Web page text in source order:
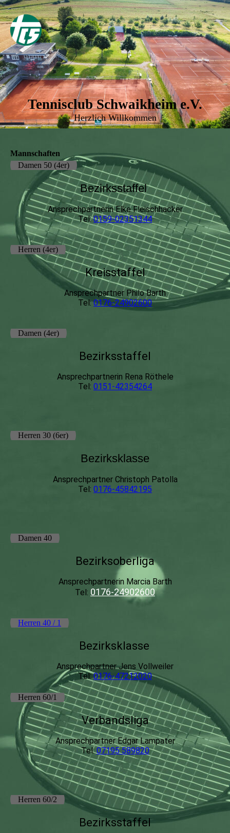
Tennisclub Schwaikheim e.V.
Herzlich Willkommen
Mannschaften
Damen 50 (4er)
Bezirksstaffel
AnsprechpartnerinElke Fleischhacker
Tel:0159-02351344
Herren (4er)
Kreisstaffel
Ansprechpartner Philo Barth
Tel:0176-24902600
Damen (4er)
Bezirksstaffel
Ansprechpartnerin Rena Röthele
Tel: 0151-42354264
Herren 30 (6er)
Bezirksklasse
Ansprechpartner Christoph Patolla
Tel: 0176-45842195
Damen 40
Bezirksoberliga
Ansprechpartnerin Marcia Barth
Tel: 0176-24902600
Herren 40 / 1
Bezirksklasse
Ansprechpartner Jens Vollweiler
Tel:0176-47212020
Herren 60/1
Verbandsliga
Ansprechpartner Edgar Lampater
Tel:07195 589820
Herren 60/2
Bezirksstaffel